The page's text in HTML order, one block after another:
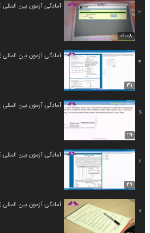
3
01:08
آمادگی آزمون بین المللی FE و PE قسمت...
4
31
آمادگی آزمون بین المللی FE و PE قسمت...
5
29
آمادگی آزمون بین المللی FE و PE قسمت...
6
49
آمادگی آزمون بین المللی FE و PE قسمت...
7
آمادگی آزمون بین المللی FE و PE قسمت...